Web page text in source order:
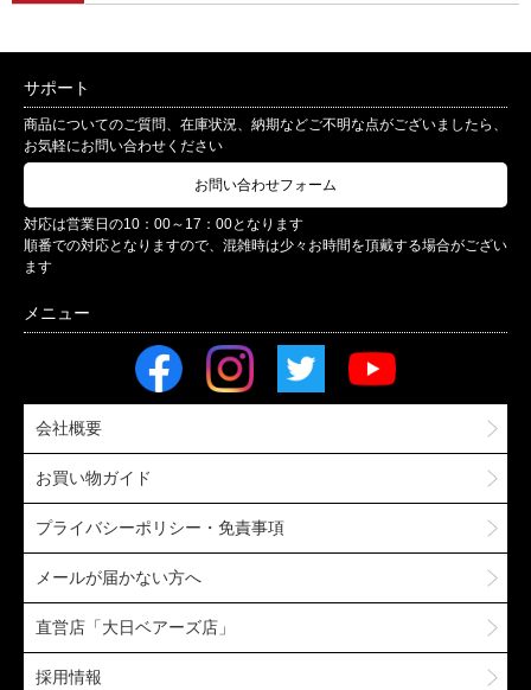
サポート
商品についてのご質問、在庫状況、納期などご不明な点がございましたら、
お気軽にお問い合わせください
お問い合わせフォーム
対応は営業日の10：00～17：00となります
順番での対応となりますので、混雑時は少々お時間を頂戴する場合がござい
ます
会社概要
お買い物ガイド
プライバシーポリシー・免責事項
メールが届かない方へ
直営店「大日ベアーズ店」
採用情報